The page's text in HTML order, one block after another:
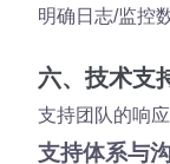
明确日志/监控
六、技术支
支持团队的响
支持体系与